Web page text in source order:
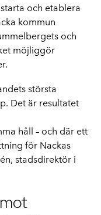
och etablera
kommun
och
möjliggör
största
Det är resultatet
håll – och där ett
för Nackas
stadsdirektör i